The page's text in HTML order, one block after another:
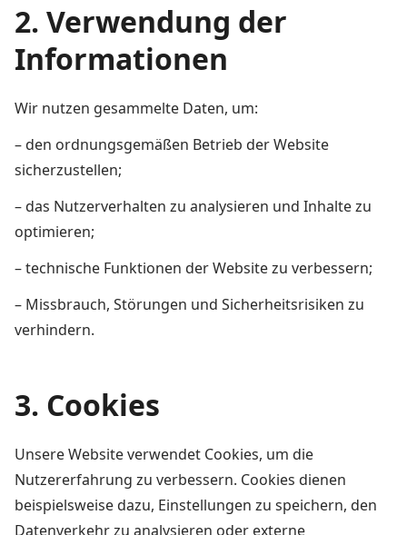
2. Verwendung der
Informationen
Wir nutzen gesammelte Daten, um:
– den ordnungsgemäßen Betrieb der Website
sicherzustellen;
– das Nutzerverhalten zu analysieren und Inhalte zu
optimieren;
– technische Funktionen der Website zu verbessern;
– Missbrauch, Störungen und Sicherheitsrisiken zu
verhindern.
3. Cookies
Unsere Website verwendet Cookies, um die
Nutzererfahrung zu verbessern. Cookies dienen
beispielsweise dazu, Einstellungen zu speichern, den
Datenverkehr zu analysieren oder externe